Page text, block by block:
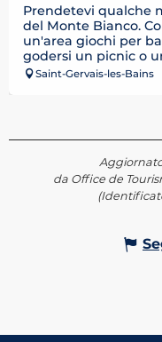
Prendetevi qualche
del Monte Bianco.
un'area giochi per
godersi un picnic o
Saint-Gervais-les-Bains
Aggiornato
da Office de